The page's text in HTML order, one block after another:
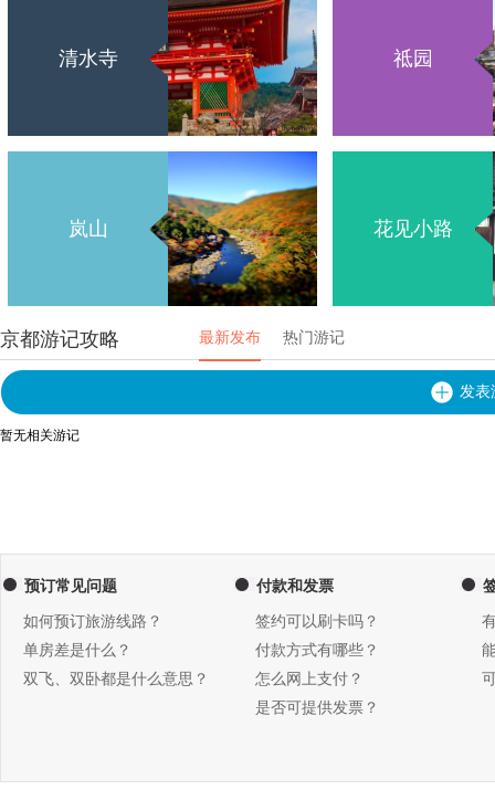
清水寺 祗园
岚山 花见小路
京都游记攻略 最新发布 热门游记
发表
暂无相关游记
预订常见问题
如何预订旅游线路？
单房差是什么？
双飞、双卧都是什么意思？
付款和发票
签约可以刷卡吗？
付款方式有哪些？
怎么网上支付？
是否可提供发票？